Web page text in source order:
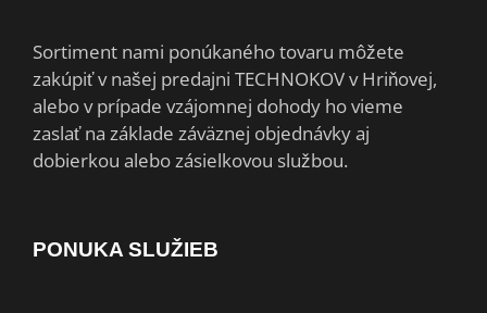
Sortiment nami ponúkaného tovaru môžete
zakúpiť v našej predajni TECHNOKOV v Hriňovej,
alebo v prípade vzájomnej dohody ho vieme
zaslať na základe záväznej objednávky aj
dobierkou alebo zásielkovou službou.
PONUKA SLUŽIEB